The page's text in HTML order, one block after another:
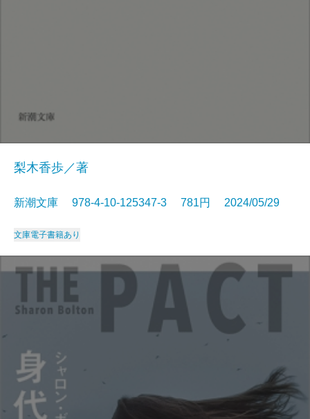
梨木香歩／著
新潮文庫 978-4-10-125347-3 781円 2024/05/29
文庫電子書籍あり